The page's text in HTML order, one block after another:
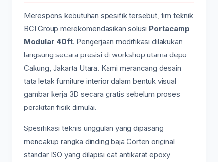
Merespons kebutuhan spesifik tersebut, tim teknik
BCI Group merekomendasikan solusi Portacamp
Modular 40ft. Pengerjaan modifikasi dilakukan
langsung secara presisi di workshop utama depo
Cakung, Jakarta Utara. Kami merancang desain
tata letak furniture interior dalam bentuk visual
gambar kerja 3D secara gratis sebelum proses
perakitan fisik dimulai.
Spesifikasi teknis unggulan yang dipasang
mencakup rangka dinding baja Corten original
standar ISO yang dilapisi cat antikarat epoxy